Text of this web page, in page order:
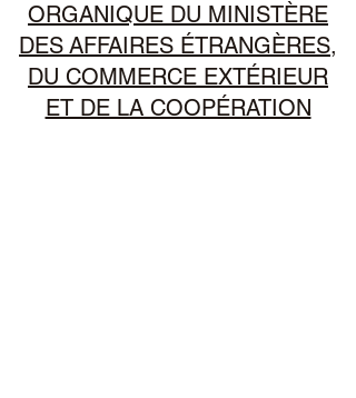
ORGANIQUE DU MINISTÈRE
DES AFFAIRES ÉTRANGÈRES,
DU COMMERCE EXTÉRIEUR
ET DE LA COOPÉRATION